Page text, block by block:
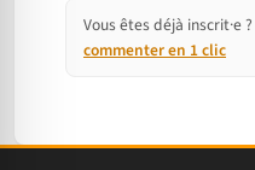
Vous êtes déjà inscrit·e ?
commenter en 1 clic